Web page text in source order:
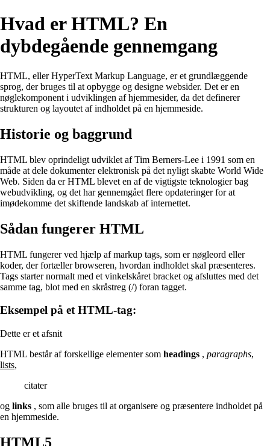
Hvad er HTML? En
dybdegående gennemgang
HTML, eller HyperText Markup Language, er et grundlæggende
sprog, der bruges til at opbygge og designe websider. Det er en
nøglekomponent i udviklingen af hjemmesider, da det definerer
strukturen og layoutet af indholdet på en hjemmeside.
Historie og baggrund
HTML blev oprindeligt udviklet af Tim Berners-Lee i 1991 som en
måde at dele dokumenter elektronisk på det nyligt skabte World Wide
Web. Siden da er HTML blevet en af ​​de vigtigste teknologier bag
webudvikling, og det har gennemgået flere opdateringer for at
imødekomme det skiftende landskab af internettet.
Sådan fungerer HTML
HTML fungerer ved hjælp af markup tags, som er nøgleord eller
koder, der fortæller browseren, hvordan indholdet skal præsenteres.
Tags starter normalt med et vinkelskåret bracket og afsluttes med det
samme tag, blot med en skråstreg (/) foran tagget.
Eksempel på et HTML-tag:
Dette er et afsnit
HTML består af forskellige elementer som headings , paragraphs,
lists,
citater
og links , som alle bruges til at organisere og præsentere indholdet på
en hjemmeside.
HTML5